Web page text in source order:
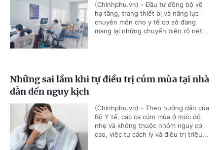
(Chinhphu.vn) - Đầu tư đồng bộ về
hạ tầng, trang thiết bị và năng lực
chuyên môn cho y tế cơ sở đang
mang lại những chuyển biến rõ nét...
Những sai lầm khi tự điều trị cúm mùa tại nhà
dẫn đến nguy kịch
(Chinhphu.vn) - Theo hướng dẫn của
Bộ Y tế, các ca cúm mùa ở mức độ
nhẹ và không thuộc nhóm nguy cơ
cao, việc tự cách ly và điều trị triệu...